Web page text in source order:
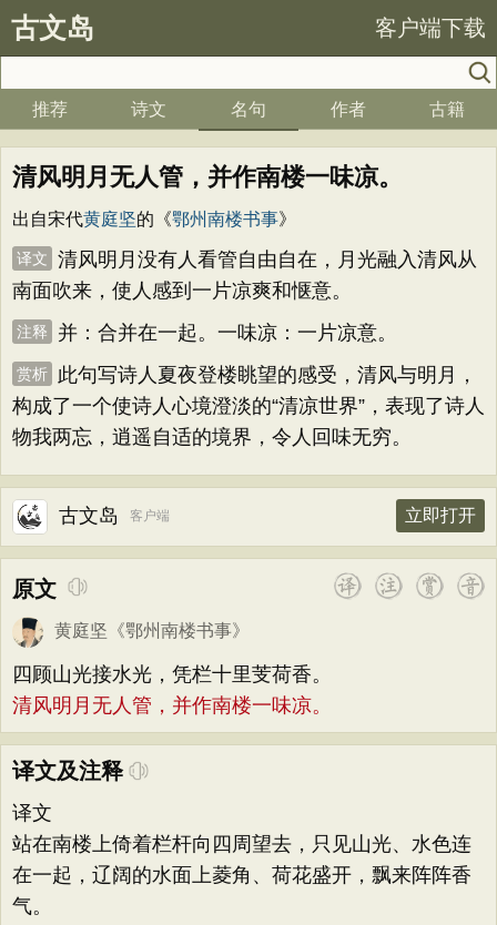
古文岛 客户端下载
推荐 诗文 名句 作者 古籍
清风明月无人管，并作南楼一味凉。
出自宋代黄庭坚的《鄂州南楼书事》
译文
清风明月没有人看管自由自在，月光融入清风从
南面吹来，使人感到一片凉爽和惬意。
注释 并：合并在一起。一味凉：一片凉意。
赏析
此句写诗人夏夜登楼眺望的感受，清风与明月，
构成了一个使诗人心境澄淡的“清凉世界”，表现了诗人
物我两忘，逍遥自适的境界，令人回味无穷。
古文岛 客户端 立即打开
原文
黄庭坚 《鄂州南楼书事》
四顾山光接水光，凭栏十里芰荷香。
清风明月无人管，并作南楼一味凉。
译文及注释
译文
站在南楼上倚着栏杆向四周望去，只见山光、水色连
在一起，辽阔的水面上菱角、荷花盛开，飘来阵阵香
气。